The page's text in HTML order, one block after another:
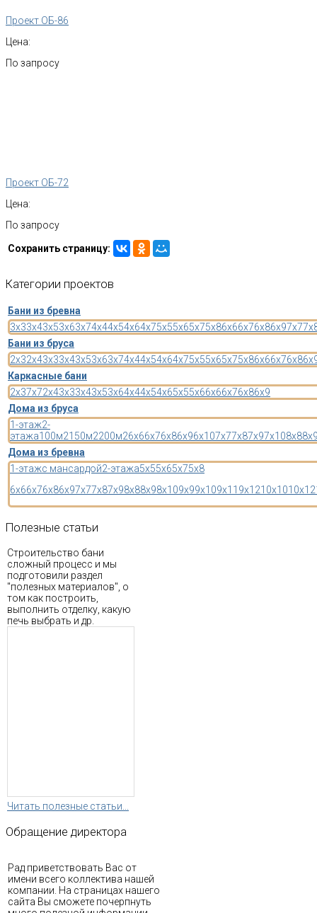
Проект ОБ-86
Цена:
По запросу
Проект ОБ-72
Цена:
По запросу
Сохранить страницу:
Категории проектов
Бани из бревна
3x33x43x53x63x74x44x54x64x75x55x65x75x86x66x76x86x97x7
Бани из бруса
2x32x43x33x43x53x63x74x44x54x64x75x55x65x75x86x66x76x8
Каркасные бани
2x37x72x43x33x43x53x64x44x54x65x55x66x66x76x86x9
Дома из бруса
1-этаж2-
этажа100м2150м2200м26x66x76x86x96x107x77x87x97x108x8
Дома из бревна
1-этажс мансардой2-этажа5x55x65x75x8
6x66x76x86x97x77x87x98x88x98x109x99x109x11 9x1210x1010x12
Полезные статьи
Строительство бани
сложный процесс и мы
подготовили раздел
"полезных материалов", о
том как построить,
выполнить отделку, какую
печь выбрать и др.
Читать полезные статьи...
Обращение директора
Рад приветствовать Вас от
имени всего коллектива нашей
компании. На страницах нашего
сайта Вы сможете почерпнуть